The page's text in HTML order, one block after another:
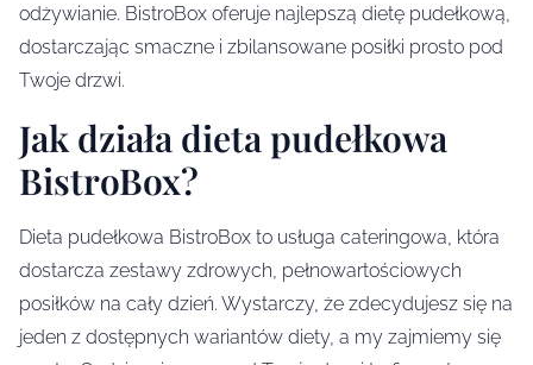
odżywianie. BistroBox oferuje najlepszą dietę pudełkową,
dostarczając smaczne i zbilansowane posiłki prosto pod
Twoje drzwi.
Jak działa dieta pudełkowa
BistroBox?
Dieta pudełkowa BistroBox to usługa cateringowa, która
dostarcza zestawy zdrowych, pełnowartościowych
posiłków na cały dzień. Wystarczy, że zdecydujesz się na
jeden z dostępnych wariantów diety, a my zajmiemy się